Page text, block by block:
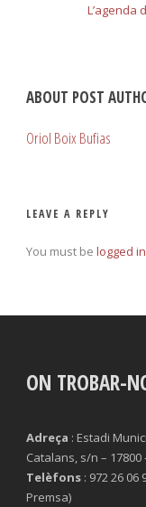
L’agenda
ABOUT POST
Oriol Boix Bufias
LEAVE A REPLY
You must be logged in
ON TROBAR-
Adreça : Estadi
Catalans, s/n – 17800
Telèfons : 972 26 06
Premsa)